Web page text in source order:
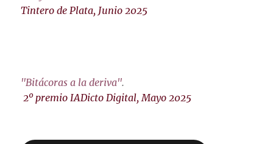
Tintero de Plata, Junio 2025
"Bitácoras a la deriva".
2º premio IADicto Digital, Mayo 2025